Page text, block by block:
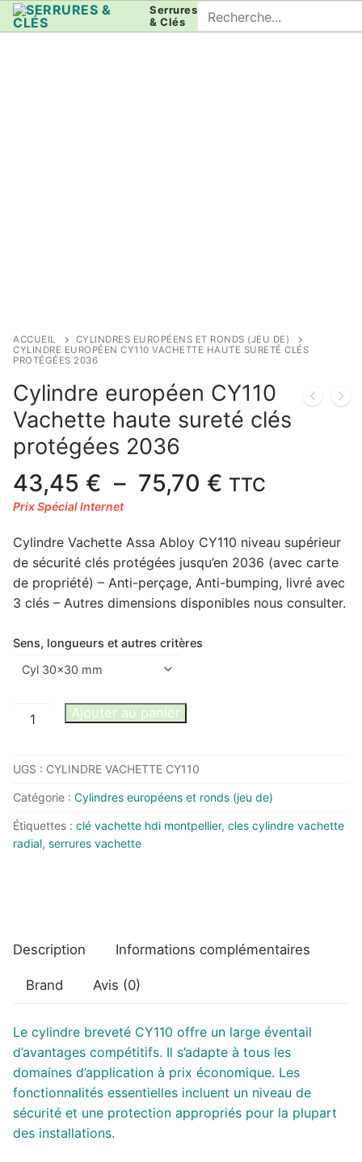
Aller
au
Serrures
& Clés
Rechercher
:
ACCUEIL
CYLINDRES EUROPÉENS ET RONDS (JEU DE)
CYLINDRE EUROPÉEN CY110 VACHETTE HAUTE SURETÉ CLÉS
PROTÉGÉES 2036
Cylindre européen CY110
Vachette haute sureté clés
protégées 2036
43,45 € – 75,70 € Plage
43,45 €
à
75,70 €
TTC
Cylindre Vachette Assa Abloy CY110 niveau supérieur
de sécurité clés protégées jusqu’en 2036 (avec carte
de propriété) – Anti-perçage, Anti-bumping, livré avec
3 clés – Autres dimensions disponibles nous consulter.
Sens, longueurs et autres critères
quantité
européen
CY110
haute
sureté
Ajouter au panier
UGS : CYLINDRE VACHETTE CY110
Catégorie : Cylindres européens et ronds (jeu de)
Étiquettes : clé vachette hdi montpellier, cles cylindre vachette
radial, serrures vachette
Description Informations complémentaires
Brand Avis (0)
Le cylindre breveté CY110 offre un large éventail
d’avantages compétitifs. Il s’adapte à tous les
domaines d’application à prix économique. Les
fonctionnalités essentielles incluent un niveau de
sécurité et une protection appropriés pour la plupart
des installations.